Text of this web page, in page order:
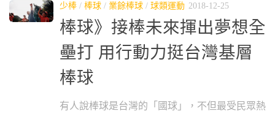
少棒 / 棒球 / 業餘棒球 / 球類運動 2018-12-25
棒球》接棒未來揮出夢想全
壘打 用行動力挺台灣基層
棒球
有人說棒球是台灣的「國球」，不但最受民眾熱